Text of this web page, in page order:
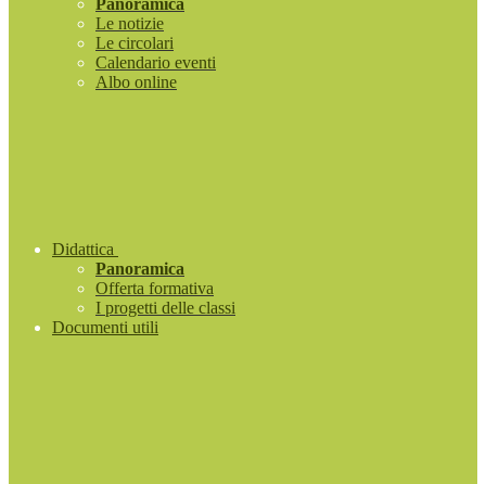
Panoramica
Le notizie
Le circolari
Calendario eventi
Albo online
Didattica
Panoramica
Offerta formativa
I progetti delle classi
Documenti utili